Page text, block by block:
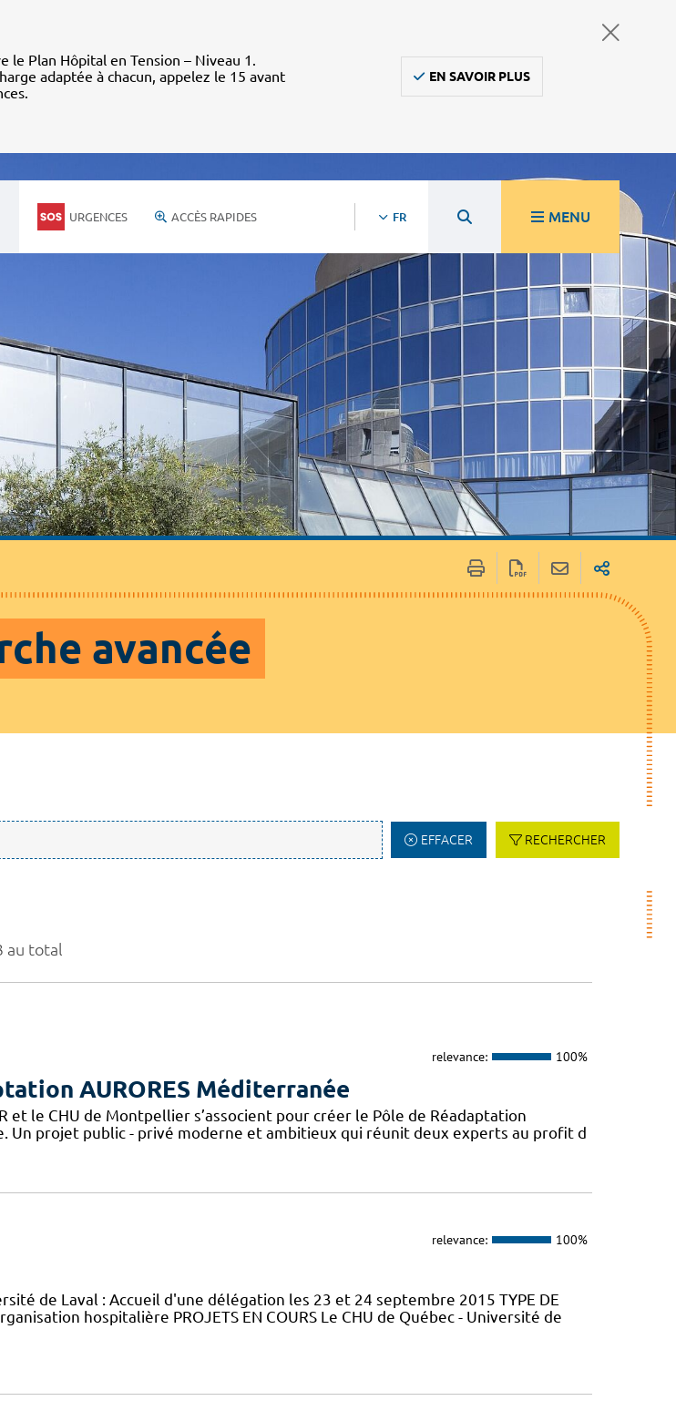
le Plan Hôpital en Tension – Niveau 1.
adaptée à chacun, appelez le 15 avant
EN SAVOIR PLUS
URGENCES ACCÈS RAPIDES FR MENU
avancée
EFFACER RECHERCHER
au total
relevance: 100%
AURORES Méditerranée
et le CHU de Montpellier s’associent pour créer le Pôle de Réadaptation
Un projet public - privé moderne et ambitieux qui réunit deux experts au profit d
relevance: 100%
de Laval : Accueil d'une délégation les 23 et 24 septembre 2015 TYPE DE
hospitalière PROJETS EN COURS Le CHU de Québec - Université de